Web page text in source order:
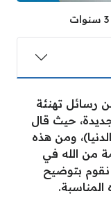
رسائل تهنئة
جديدة، حيث قال
ومن هذه
من الله في
بتوضيح